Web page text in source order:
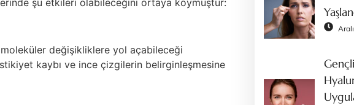
moleküler değişikliklere yol açabileceği
kaybı ve ince çizgilerin belirginleşmesine